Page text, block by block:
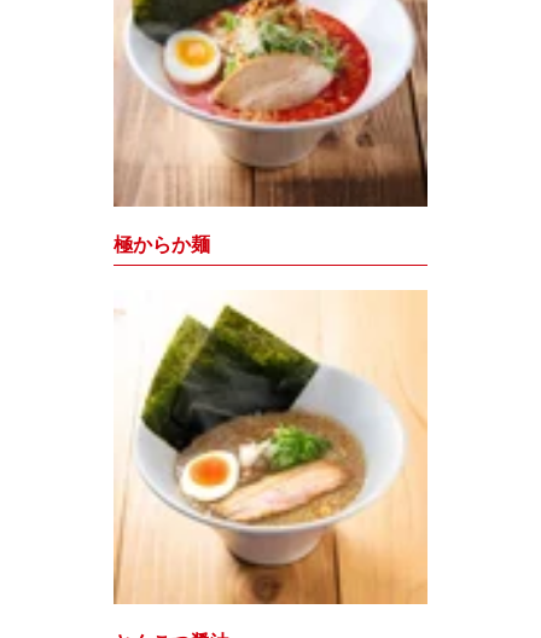
極からか麺